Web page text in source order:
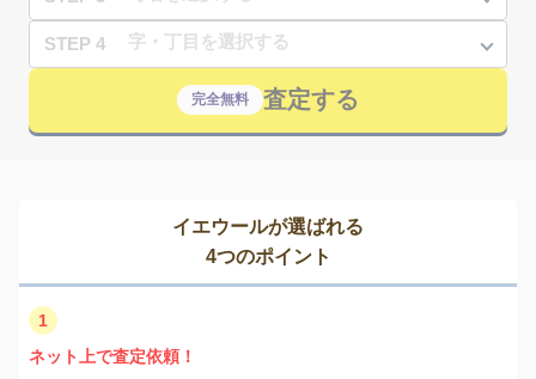
STEP 4
完全無料 査定する
イエウールが選ばれる
4つのポイント
1
ネット上で査定依頼！